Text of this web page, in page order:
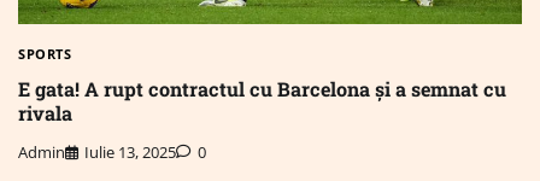
SPORTS
E gata! A rupt contractul cu Barcelona și a semnat cu
rivala
Admin Iulie 13, 2025 0